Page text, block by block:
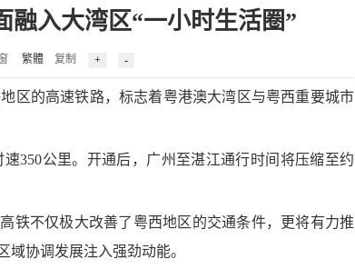
融入大湾区“一小时生活圈”
繁體 复制
的高速铁路，标志着粤港澳大湾区与粤西重要城市
公里。开通后，广州至湛江通行时间将压缩至约
不仅极大改善了粤西地区的交通条件，更将有力推
协调发展注入强劲动能。